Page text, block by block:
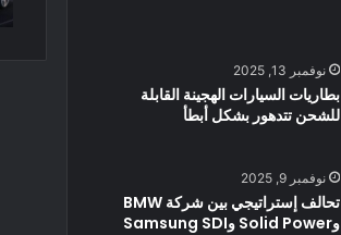
نوفمبر 13, 2025
بطاريات السيارات الهجينة القابلة
للشحن تتدهور بشكل أبطأ
نوفمبر 9, 2025
تحالف إستراتيجي بين شركة BMW
وSolid Power وSamsung SDI